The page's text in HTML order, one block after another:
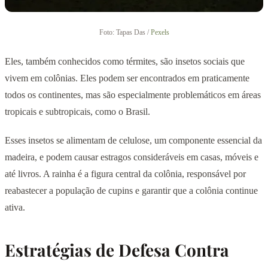
Foto: Tapas Das /Pexels
Eles, também conhecidos como térmites, são insetos sociais que
vivem em colônias. Eles podem ser encontrados em praticamente
todos os continentes, mas são especialmente problemáticos em áreas
tropicais e subtropicais, como o Brasil.
Esses insetos se alimentam de celulose, um componente essencial da
madeira, e podem causar estragos consideráveis em casas, móveis e
até livros. A rainha é a figura central da colônia, responsável por
reabastecer a população de cupins e garantir que a colônia continue
ativa.
Estratégias de Defesa Contra